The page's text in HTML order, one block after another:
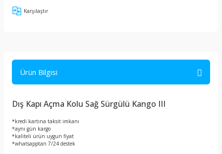
Karşılaştır
Ürün Bilgisi
Dış Kapı Açma Kolu Sağ Sürgülü Kango III
*kredi kartına taksit imkanı
*aynı gün kargo
*kaliteli ürün uygun fiyat
*whatsapptan 7/24 destek